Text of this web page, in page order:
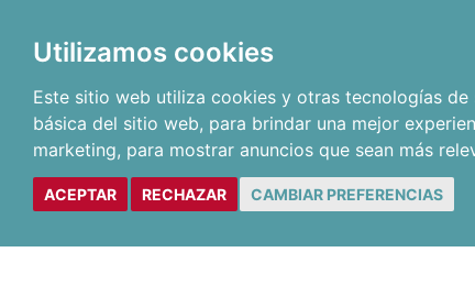
Utilizamos cookies
Este sitio web utiliza cookies y otras tecnologías
básica del sitio web, para brindar una mejor
marketing, para mostrar anuncios que sean más
ACEPTAR RECHAZAR CAMBIAR PREFERENCIAS